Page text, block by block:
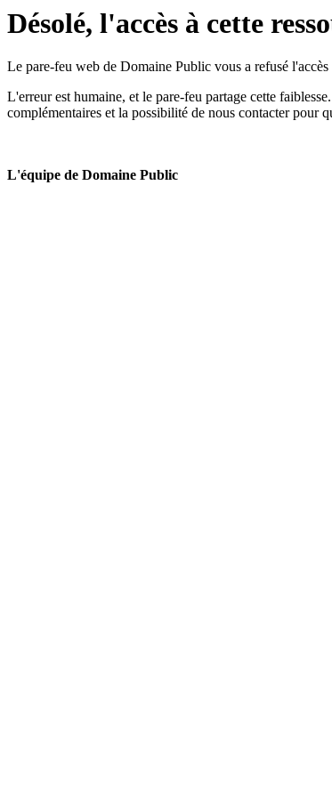
Désolé, l'accès à cette
Le pare-feu web de Domaine Public vous a refusé
L'erreur est humaine, et le pare-feu partage cette
complémentaires et la possibilité de nous contacter pour
L'équipe de Domaine Public